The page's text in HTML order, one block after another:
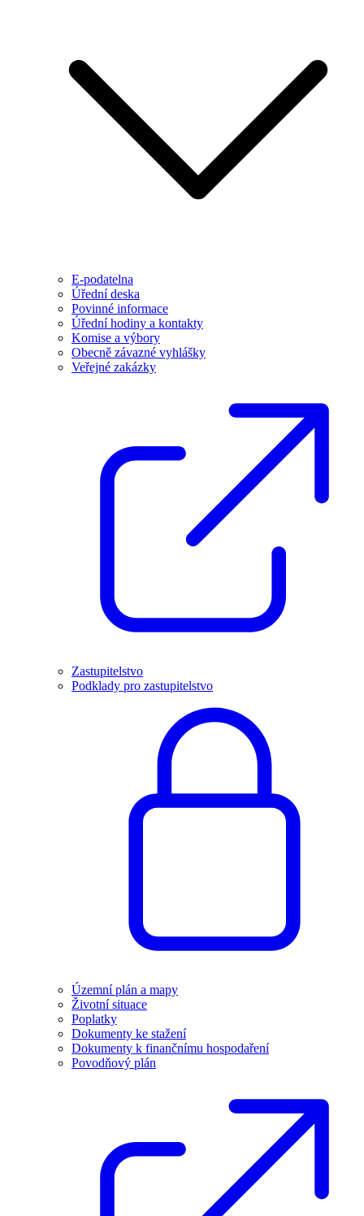
E-podatelna
Úřední deska
Povinné informace
Úřední hodiny a kontakty
Komise a výbory
Obecně závazné vyhlášky
Veřejné zakázky
Zastupitelstvo
Podklady pro zastupitelstvo
Územní plán a mapy
Životní situace
Poplatky
Dokumenty ke stažení
Dokumenty k finančnímu hospodaření
Povodňový plán